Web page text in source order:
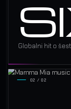
Globalni hit o
02 / 02